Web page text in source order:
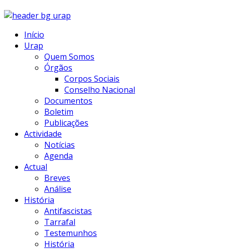
Início
Urap
Quem Somos
Órgãos
Corpos Sociais
Conselho Nacional
Documentos
Boletim
Publicações
Actividade
Notícias
Agenda
Actual
Breves
Análise
História
Antifascistas
Tarrafal
Testemunhos
História